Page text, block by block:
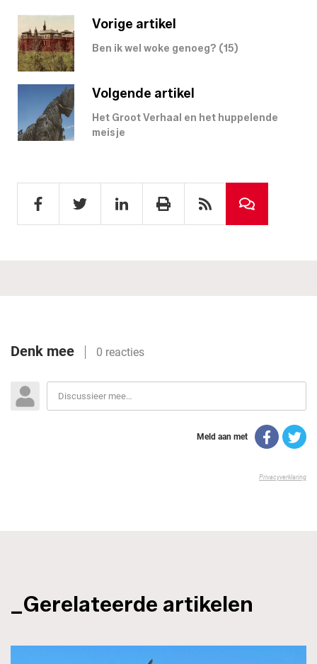
Vorige artikel
Ben ik wel woke genoeg? (15)
Volgende artikel
Het Groot Verhaal en het huppelende
meisje
_Gerelateerde artikelen